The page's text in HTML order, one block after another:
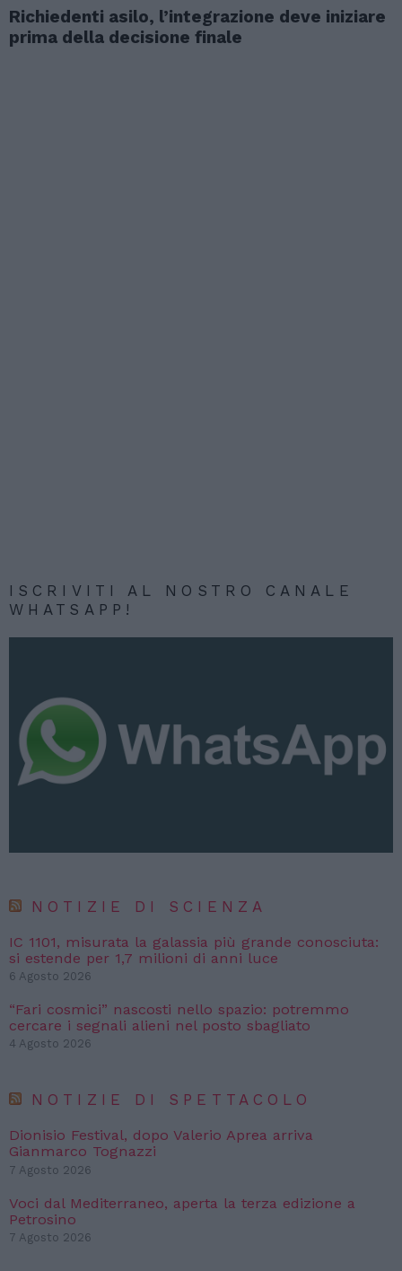
Richiedenti asilo, l’integrazione deve iniziare
prima della decisione finale
ISCRIVITI AL NOSTRO CANALE
WHATSAPP!
NOTIZIE DI SCIENZA
IC 1101, misurata la galassia più grande conosciuta:
si estende per 1,7 milioni di anni luce
6 Agosto 2026
“Fari cosmici” nascosti nello spazio: potremmo
cercare i segnali alieni nel posto sbagliato
4 Agosto 2026
NOTIZIE DI SPETTACOLO
Dionisio Festival, dopo Valerio Aprea arriva
Gianmarco Tognazzi
7 Agosto 2026
Voci dal Mediterraneo, aperta la terza edizione a
Petrosino
7 Agosto 2026